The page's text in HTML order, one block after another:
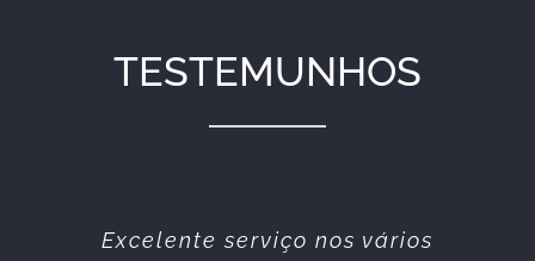
TESTEMUNHOS
Excelente serviço nos vários
Equipa simpática e profissional.